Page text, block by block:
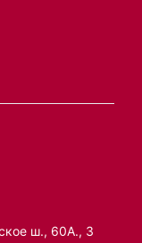
ш., 60А., 3